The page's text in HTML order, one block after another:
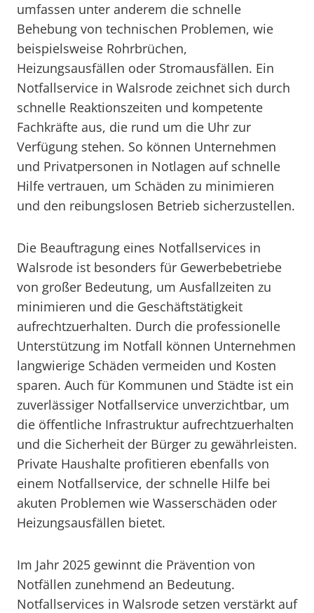
umfassen unter anderem die schnelle
Behebung von technischen Problemen, wie
beispielsweise Rohrbrüchen,
Heizungsausfällen oder Stromausfällen. Ein
Notfallservice in Walsrode zeichnet sich durch
schnelle Reaktionszeiten und kompetente
Fachkräfte aus, die rund um die Uhr zur
Verfügung stehen. So können Unternehmen
und Privatpersonen in Notlagen auf schnelle
Hilfe vertrauen, um Schäden zu minimieren
und den reibungslosen Betrieb sicherzustellen.
Die Beauftragung eines Notfallservices in
Walsrode ist besonders für Gewerbebetriebe
von großer Bedeutung, um Ausfallzeiten zu
minimieren und die Geschäftstätigkeit
aufrechtzuerhalten. Durch die professionelle
Unterstützung im Notfall können Unternehmen
langwierige Schäden vermeiden und Kosten
sparen. Auch für Kommunen und Städte ist ein
zuverlässiger Notfallservice unverzichtbar, um
die öffentliche Infrastruktur aufrechtzuerhalten
und die Sicherheit der Bürger zu gewährleisten.
Private Haushalte profitieren ebenfalls von
einem Notfallservice, der schnelle Hilfe bei
akuten Problemen wie Wasserschäden oder
Heizungsausfällen bietet.
Im Jahr 2025 gewinnt die Prävention von
Notfällen zunehmend an Bedeutung.
Notfallservices in Walsrode setzen verstärkt auf